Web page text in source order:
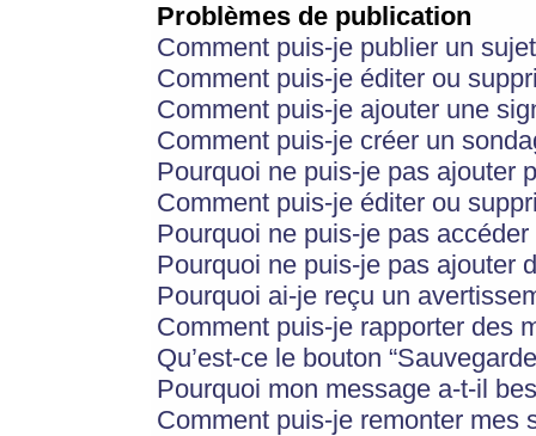
Problèmes de publication
Comment puis-je publier un
Comment puis-je éditer ou
Comment puis-je ajouter une
Comment puis-je créer un
Pourquoi ne puis-je pas ajouter
Comment puis-je éditer ou
Pourquoi ne puis-je pas
Pourquoi ne puis-je pas ajouter
Pourquoi ai-je reçu un
Comment puis-je rapporter des
Qu’est-ce le bouton
Pourquoi mon message a-t-il
Comment puis-je remonter mes